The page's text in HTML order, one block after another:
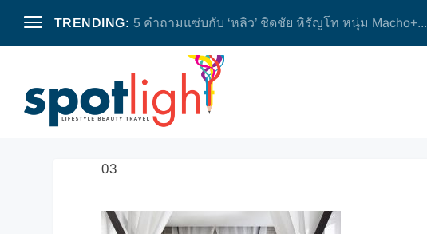
TRENDING: 5 คำถามแซ่บกับ ‘หลิว’ ชิดชัย หิรัญโท หนุ่ม Macho+...
03